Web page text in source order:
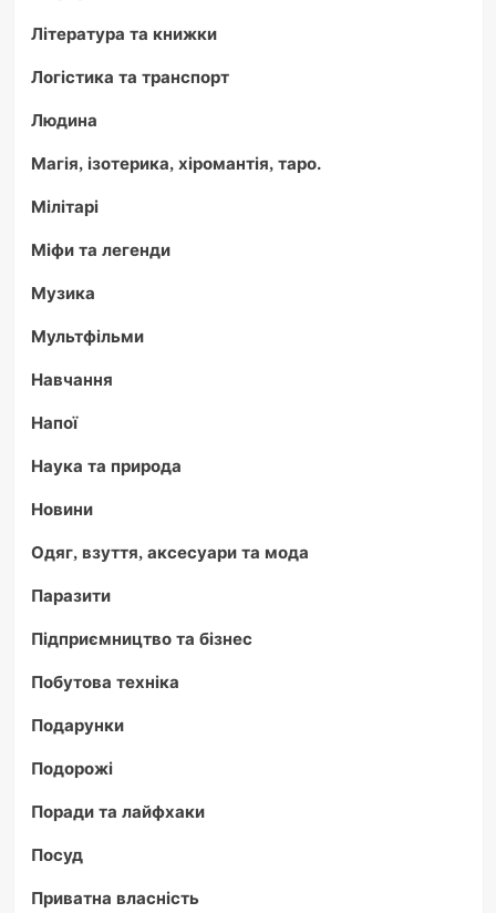
Література та книжки
Логістика та транспорт
Людина
Магія, ізотерика, хіромантія, таро.
Мілітарі
Міфи та легенди
Музика
Мультфільми
Навчання
Напої
Наука та природа
Новини
Одяг, взуття, аксесуари та мода
Паразити
Підприємництво та бізнес
Побутова техніка
Подарунки
Подорожі
Поради та лайфхаки
Посуд
Приватна власність